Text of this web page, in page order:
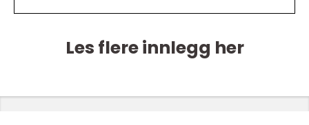
Les flere innlegg her